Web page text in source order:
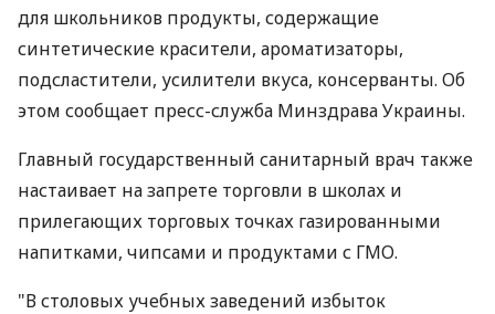
для школьников продукты, содержащие
синтетические красители, ароматизаторы,
подсластители, усилители вкуса, консерванты. Об
этом сообщает пресс-служба Минздрава Украины.
Главный государственный санитарный врач также
настаивает на запрете торговли в школах и
прилегающих торговых точках газированными
напитками, чипсами и продуктами с ГМО.
"В столовых учебных заведений избыток